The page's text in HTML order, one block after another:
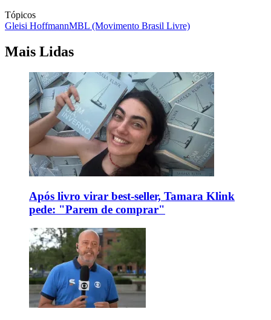
Tópicos
Gleisi HoffmannMBL (Movimento Brasil Livre)
Mais Lidas
Após livro virar best-seller, Tamara Klink
pede: "Parem de comprar"